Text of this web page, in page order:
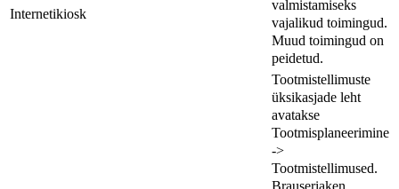
Internetikiosk
valmistamiseks
vajalikud toimingud.
Muud toimingud on
peidetud.
Tootmistellimuste
üksikasjade leht
avatakse
Tootmisplaneerimine
->
Tootmistellimused.
Brauseriaken